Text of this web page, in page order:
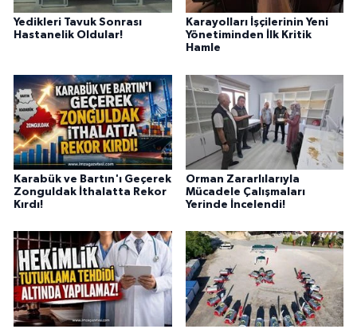
Yedikleri Tavuk Sonrası
Hastanelik Oldular!
Karayolları İşçilerinin Yeni
Yönetiminden İlk Kritik
Hamle
Karabük ve Bartın'ı Geçerek
Zonguldak İthalatta Rekor
Kırdı!
Orman Zararlılarıyla
Mücadele Çalışmaları
Yerinde İncelendi!